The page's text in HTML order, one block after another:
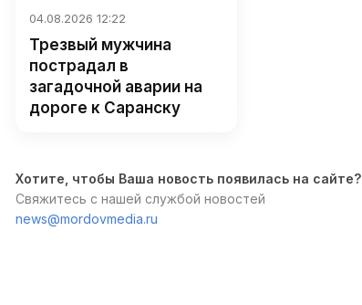
04.08.2026 12:22
Трезвый мужчина
пострадал в
загадочной аварии на
дороге к Саранску
Хотите, чтобы Ваша новость появилась на сайте?
Свяжитесь с нашей службой новостей
news@mordovmedia.ru